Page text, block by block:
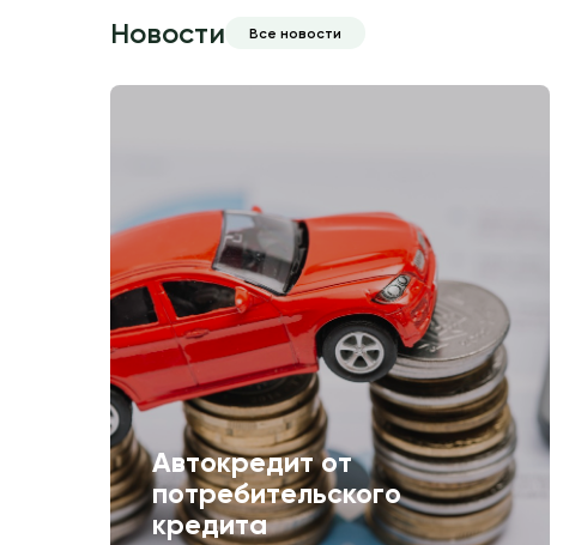
Новости Все новости
Автокредит от
потребительского
кредита